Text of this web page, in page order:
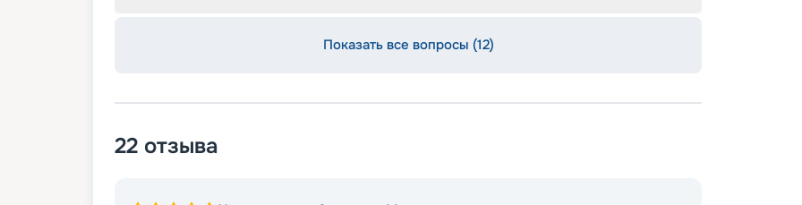
Показать все вопросы (12)
22 отзыва